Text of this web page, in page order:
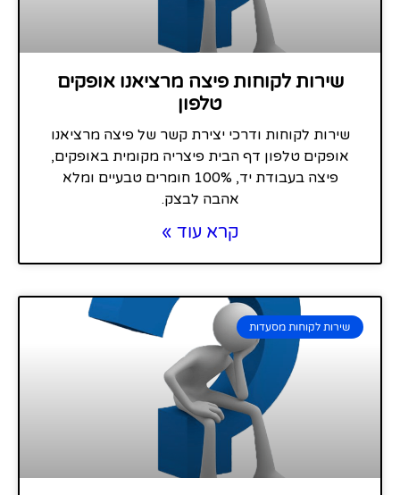
שירות לקוחות פיצה מרציאנו אופקים
טלפון
שירות לקוחות ודרכי יצירת קשר של פיצה מרציאנו
אופקים טלפון דף הבית פיצריה מקומית באופקים,
פיצה בעבודת יד, 100% חומרים טבעיים ומלא
אהבה לבצק.
קרא עוד »
שירות לקוחות מסעדות